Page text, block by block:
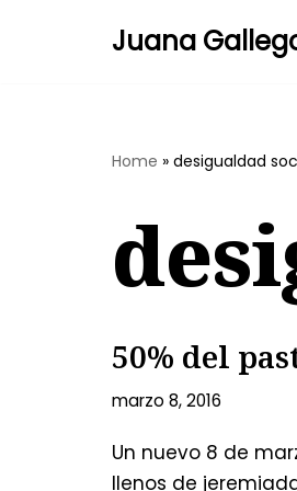
Juana
Home » desigualdad
50% del
marzo 8, 2016
Un nuevo 8 de
llenos de